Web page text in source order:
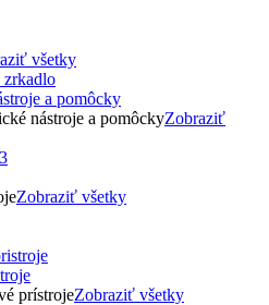
všetky
a pomôcky
nástroje a pomôckyZobraziť
Zobraziť všetky
prístrojeZobraziť všetky